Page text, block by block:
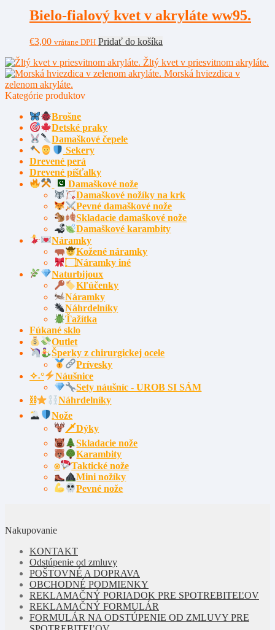
Bielo-fialový kvet v akryláte ww95.
€3,00 vrátane DPH Pridať do košíka
Žltý kvet v priesvitnom akryláte.
Morská hviezdica v
zelenom akryláte.
Kategórie produktov
Brošne
Detské praky
Damaškové čepele
Sekery
Drevené perá
Drevené píšťalky
Damaškové nože
Damaškové nožíky na krk
Pevné damaškové nože
Skladacie damaškové nože
Damaškové karambity
Náramky
Kožené náramky
۝Náramky iné
Naturbijoux
Kľúčenky
Náramky
Náhrdelníky
Ťažítka
Fúkané sklo
Outlet
Šperky z chirurgickej ocele
Prívesky
✧˖°
Náušnice
Sety náušníc - UROB SI SÁM
⛓
Náhrdelníky
Nože
🗡Dýky
Skladacie nože
Karambity
⍟
Taktické nože
Mini nožíky
Pevné nože
Nakupovanie
KONTAKT
Odstúpenie od zmluvy
POŠTOVNÉ A DOPRAVA
OBCHODNÉ PODMIENKY
REKLAMAČNÝ PORIADOK PRE SPOTREBITEĽOV
REKLAMAČNÝ FORMULÁR
FORMULÁR NA ODSTÚPENIE OD ZMLUVY PRE